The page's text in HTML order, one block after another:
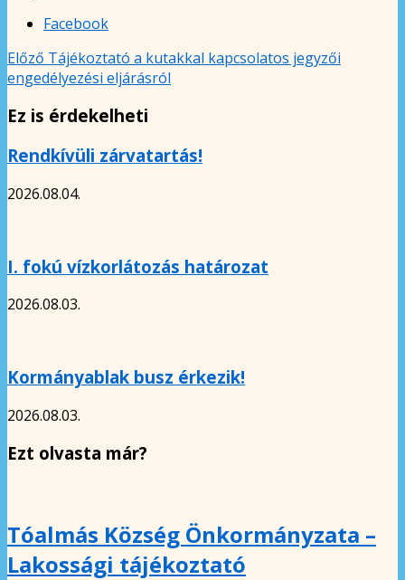
Facebook
Előző Tájékoztató a kutakkal kapcsolatos jegyzői
engedélyezési eljárásról
Ez is érdekelheti
Rendkívüli zárvatartás!
2026.08.04.
I. fokú vízkorlátozás határozat
2026.08.03.
Kormányablak busz érkezik!
2026.08.03.
Ezt olvasta már?
Tóalmás Község Önkormányzata –
Lakossági tájékoztató